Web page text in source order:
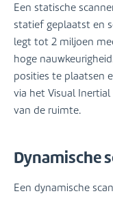
Een statische
statief geplaatst en
legt tot 2 miljoen
hoge
posities te plaatsen
via het Visual
van de ruimte.
Dynamische
Een dynamische